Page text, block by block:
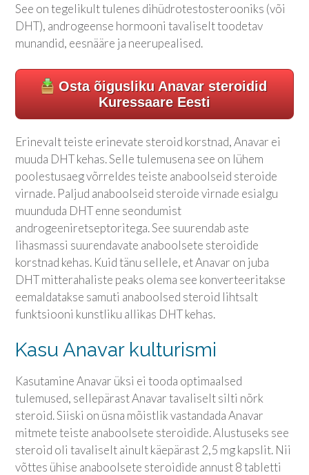
See on tegelikult tulenes dihüdrotestosterooniks (või
DHT), androgeense hormooni tavaliselt toodetav
munandid, eesnääre ja neerupealised.
Osta õigusliku Anavar steroidid
Kuressaare Eesti
Erinevalt teiste erinevate steroid korstnad, Anavar ei
muuda DHT kehas. Selle tulemusena see on lühem
poolestusaeg võrreldes teiste anaboolseid steroide
virnade. Paljud anaboolseid steroide virnade esialgu
muunduda DHT enne seondumist
androgeeniretseptoritega. See suurendab aste
lihasmassi suurendavate anaboolsete steroidide
korstnad kehas. Kuid tänu sellele, et Anavar on juba
DHT mitterahaliste peaks olema see konverteeritakse
eemaldatakse samuti anaboolsed steroid lihtsalt
funktsiooni kunstliku allikas DHT kehas.
Kasu Anavar kulturismi
Kasutamine Anavar üksi ei tooda optimaalsed
tulemused, sellepärast Anavar tavaliselt silti nõrk
steroid. Siiski on üsna mõistlik vastandada Anavar
mitmete teiste anaboolsete steroidide. Alustuseks see
steroid oli tavaliselt ainult käepärast 2,5 mg kapslit. Nii
võttes ühise anaboolsete steroidide annust 8 tabletti